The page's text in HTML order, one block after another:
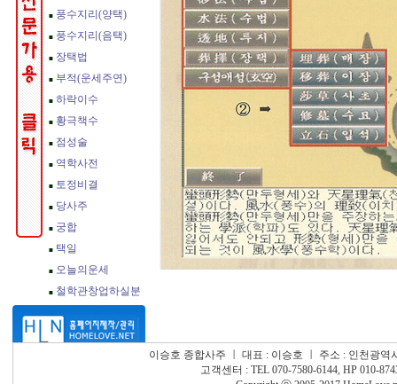
이승호 종합사주 대표 : 이승호
주소 : 인천광역
고객센터 : TEL 070-7580-6144, HP 010-